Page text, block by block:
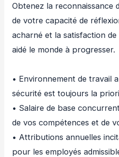
Obtenez la reconnaissance
de votre capacité de
acharné et la satisfaction
aidé le monde à progresser.
• Environnement de travail
sécurité est toujours la
• Salaire de base
de vos compétences et de
• Attributions annuelles
pour les employés